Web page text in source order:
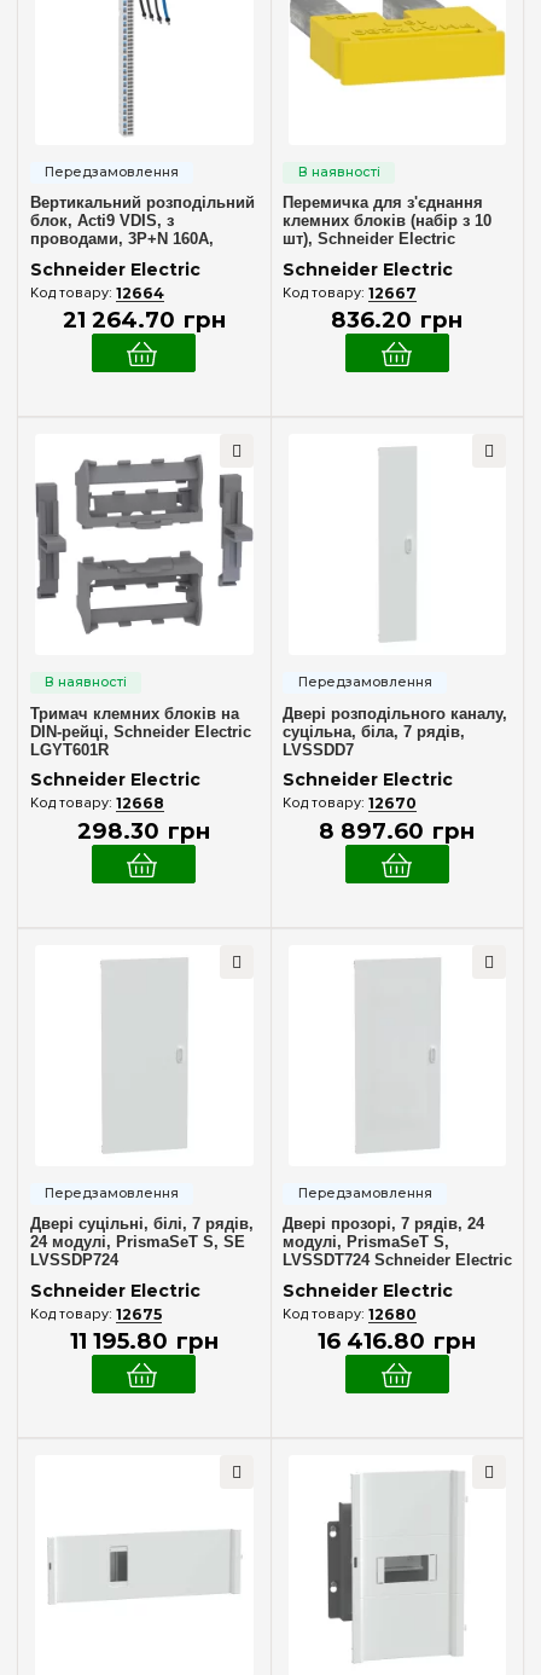
Вертикальний розподільний
блок, Acti9 VDIS, з
проводами, 3P+N 160A,
Schneider Electric A9XPK715
Schneider Electric
12664
21 264.70 грн
Перемичка для з'єднання
клемних блоків (набір з 10
шт), Schneider Electric
Schneider Electric
12667
836.20 грн
Тримач клемних блоків на
DIN-рейці, Schneider Electric
LGYT601R
Schneider Electric
12668
298.30 грн
Двері розподільного каналу,
суцільна, біла, 7 рядів,
LVSSDD7
Schneider Electric
12670
8 897.60 грн
Двері суцільні, білі, 7 рядів,
24 модулі, PrismaSeT S, SE
LVSSDP724
Schneider Electric
12675
11 195.80 грн
Двері прозорі, 7 рядів, 24
модулі, PrismaSeT S,
LVSSDT724 Schneider Electric
Schneider Electric
12680
16 416.80 грн